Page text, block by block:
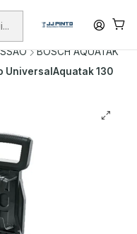
+75€ (excepto ilhas)
BOSCH AQUATAK
UniversalAquatak 130